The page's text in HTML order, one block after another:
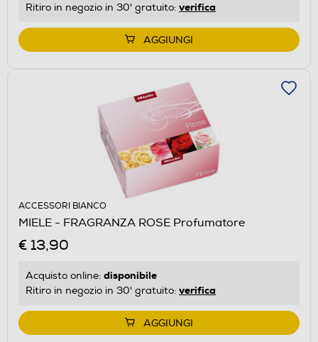
Ritiro in negozio in 30' gratuito: verifica
AGGIUNGI
ACCESSORI BIANCO
MIELE - FRAGRANZA ROSE Profumatore
€ 13,90
Acquisto online: disponibile
Ritiro in negozio in 30' gratuito: verifica
AGGIUNGI